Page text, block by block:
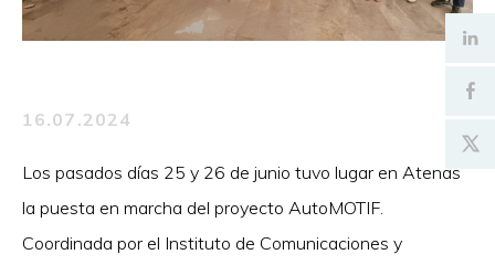
16.07.2024
Los pasados días 25 y 26 de junio tuvo lugar en Atenas
la puesta en marcha del proyecto AutoMOTIF.
Coordinada por el Instituto de Comunicaciones y